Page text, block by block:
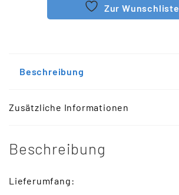
Zur Wunschliste
Beschreibung
Zusätzliche Informationen
Beschreibung
Lieferumfang: